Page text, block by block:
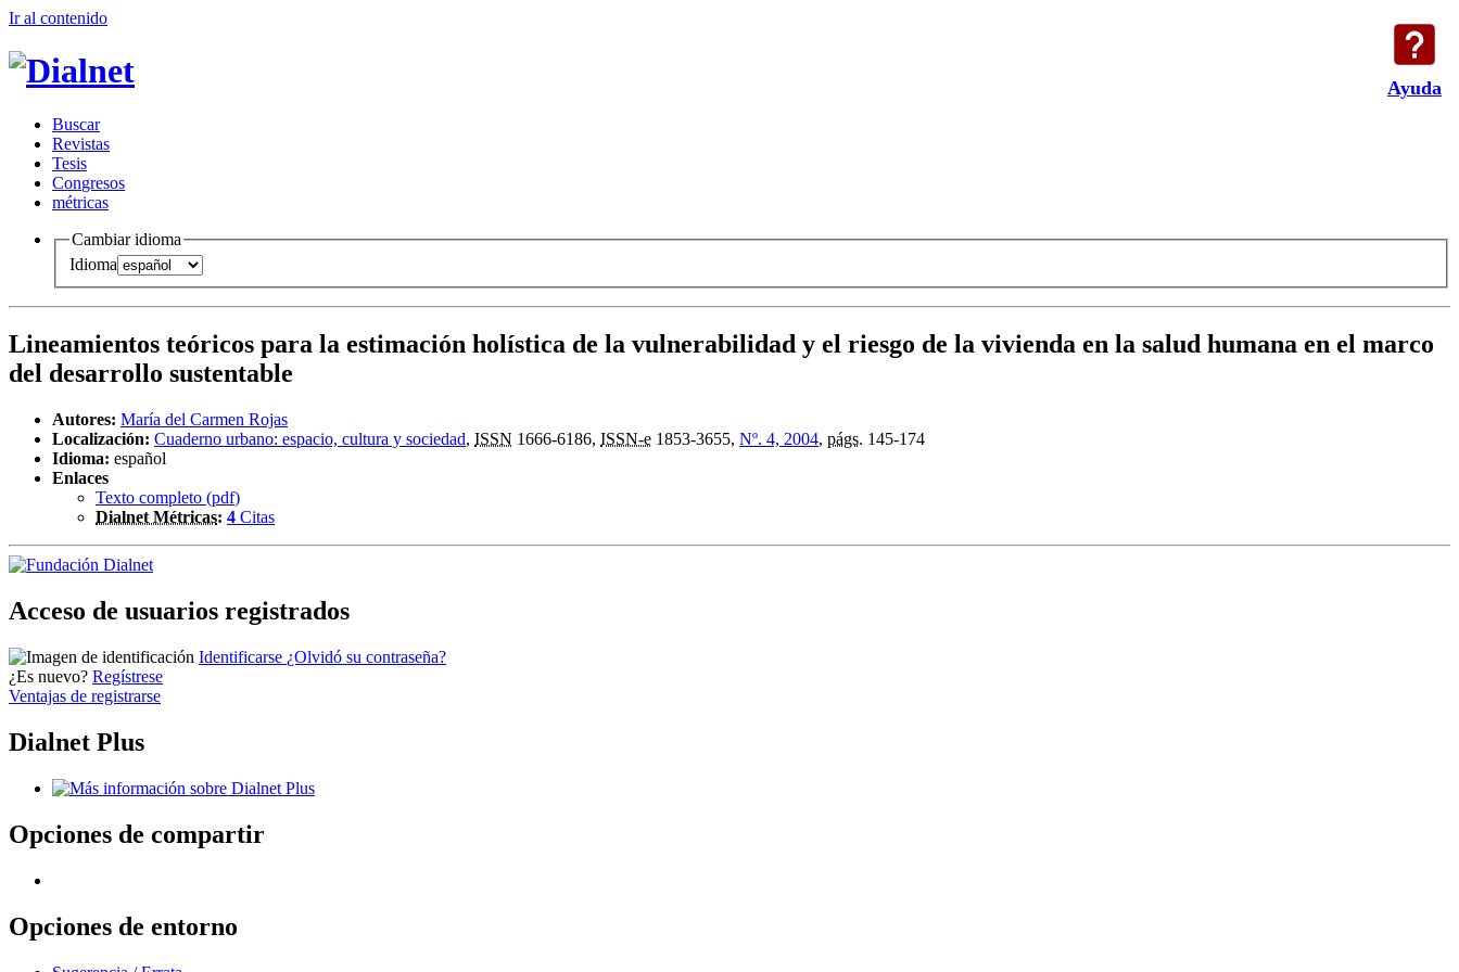
Ayuda
Ir al contenido
Buscar
Revistas
Tesis
Congresos
métricas
Cambiar idioma
Idioma
Lineamientos teóricos para la estimación holística de la vulnerabilidad y el riesgo de la vivienda en la salud humana en el marco
del desarrollo sustentable
Autores: María del Carmen Rojas
Localización: Cuaderno urbano: espacio, cultura y sociedad, ISSN 1666-6186, ISSN-e 1853-3655, Nº. 4, 2004, págs. 145-174
Idioma: español
Enlaces
Texto completo (pdf)
Dialnet Métricas: 4 Citas
Acceso de usuarios registrados
Identificarse ¿Olvidó su contraseña?
¿Es nuevo? Regístrese
Ventajas de registrarse
Dialnet Plus
Opciones de compartir
Opciones de entorno